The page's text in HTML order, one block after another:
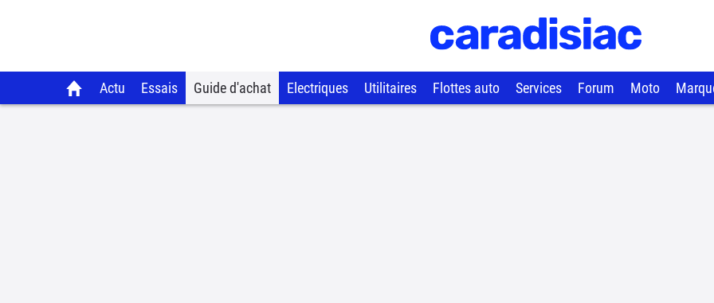
Actu Essais Guide d'achat Electriques Utilitaires Flottes auto Services Forum Moto